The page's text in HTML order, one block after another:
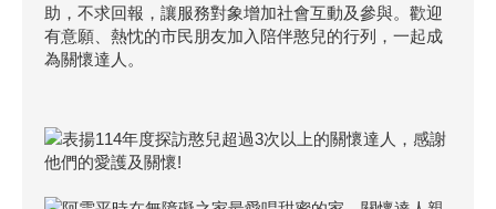
助，不求回報，讓服務對象增加社會互動及參與。歡迎
有意願、熱忱的市民朋友加入陪伴憨兒的行列，一起成
為關懷達人。